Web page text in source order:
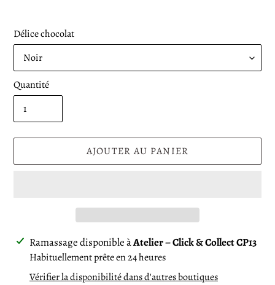
Délice chocolat
Quantité
AJOUTER AU PANIER
Ajout
d'un
produit
Ramassage disponible àAtelier – Click & Collect CP13
Habituellement prête en 24 heures
Vérifier la disponibilité dans d'autres boutiques